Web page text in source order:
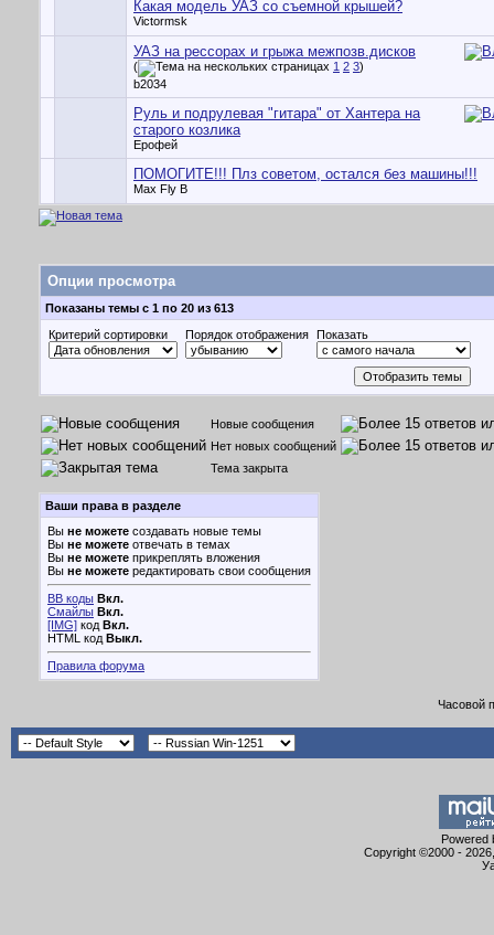
Какая модель УАЗ со съемной крышей?
Victormsk
УАЗ на рессорах и грыжа межпозв.дисков
( 1 2 3)
b2034
Руль и подрулевая "гитара" от Хантера на
старого козлика
Ерофей
ПОМОГИТЕ!!! Плз советом, остался без машины!!!
Max Fly B
Опции просмотра
Показаны темы с 1 по 20 из 613
Критерий сортировки
Порядок отображения Показать
Новые сообщения
Нет новых сообщений
Тема закрыта
Ваши права в разделе
Вы не можете создавать новые темы
Вы не можете отвечать в темах
Вы не можете прикреплять вложения
Вы не можете редактировать свои сообщения
BB коды Вкл.
Смайлы Вкл.
[IMG] код Вкл.
HTML код Выкл.
Правила форума
Часовой
Powered
Copyright ©2000 -